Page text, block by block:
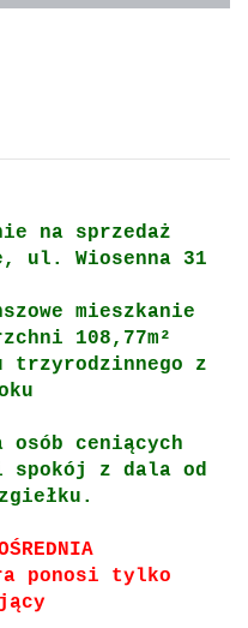
na sprzedaż
ul. Wiosenna 31
mieszkanie
108,77m²
trzyrodzinnego z
ceniących
spokój z dala od
ponosi tylko